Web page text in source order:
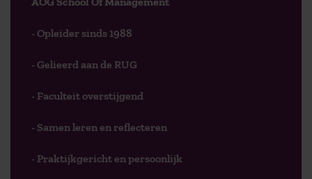
- Opleider sinds 1988
- Gelieerd aan de RUG
- Faculteit overstijgend
- Samen leren en reflecteren
- Praktijkgericht en persoonlijk